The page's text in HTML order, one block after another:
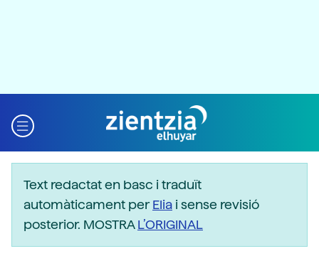
Text redactat en basc i traduït
automàticament perElia i sense revisió
posterior. MOSTRAL’ORIGINAL